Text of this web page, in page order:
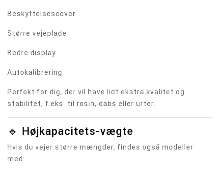
Beskyttelsescover
Større vejeplade
Bedre display
Autokalibrering
Perfekt for dig, der vil have lidt ekstra kvalitet og
stabilitet, f.eks. til rosin, dabs eller urter.
🔹 Højkapacitets-vægte
Hvis du vejer større mængder, findes også modeller
med: